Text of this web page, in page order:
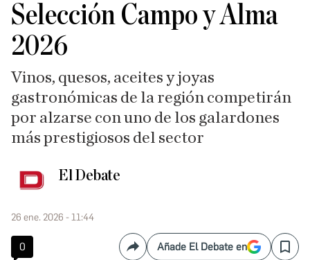
Selección Campo y Alma
2026
Vinos, quesos, aceites y joyas
gastronómicas de la región competirán
por alzarse con uno de los galardones
más prestigiosos del sector
El Debate
26 ene. 2026 - 11:44
0 CompartirAñade El Debate en Save